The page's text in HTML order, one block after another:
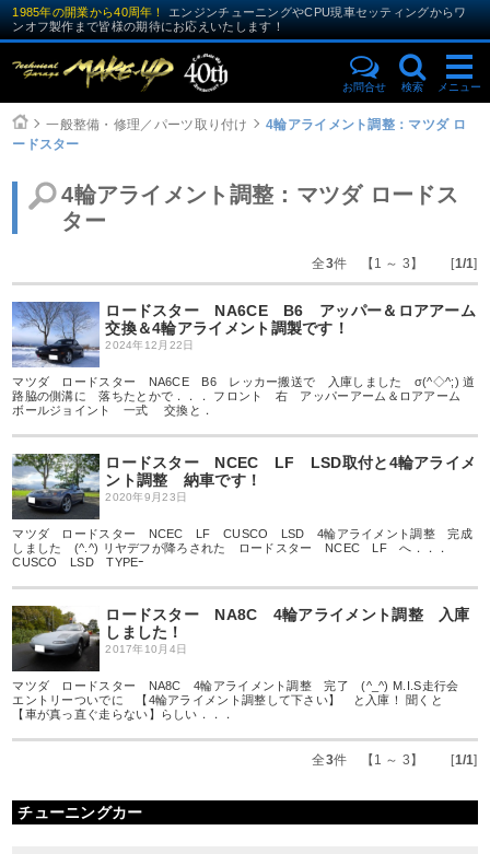
1985年の開業から40周年！
エンジンチューニングやCPU現車セッティングからワ
ンオフ製作まで皆様の期待にお応えいたします！
お問合せ 検索 メニュー
一般整備・修理／パーツ取り付け
4輪アライメント調整：マツダ ロ
ードスター
4輪アライメント調整：マツダ ロードス
ター
全3件 【1 ～ 3】 [1/1]
ロードスター NA6CE B6 アッパー＆ロアアーム
交換＆4輪アライメント調製です！
2024年12月22日
マツダ ロードスター NA6CE B6 レッカー搬送で 入庫しました σ(^◇^;) 道
路脇の側溝に 落ちたとかで．．． フロント 右 アッパーアーム＆ロアアーム
ボールジョイント 一式 交換と．
ロードスター NCEC LF LSD取付と4輪アライメ
ント調整 納車です！
2020年9月23日
マツダ ロードスター NCEC LF CUSCO LSD 4輪アライメント調整 完成
しました (^.^) リヤデフが降ろされた ロードスター NCEC LF へ．．．
CUSCO LSD TYPEｰ
ロードスター NA8C 4輪アライメント調整 入庫
しました！
2017年10月4日
マツダ ロードスター NA8C 4輪アライメント調整 完了 (^_^) M.I.S走行会
エントリーついでに 【4輪アライメント調整して下さい】 と入庫！ 聞くと
【車が真っ直ぐ走らない】らしい．．．
全3件 【1 ～ 3】 [1/1]
チューニングカー